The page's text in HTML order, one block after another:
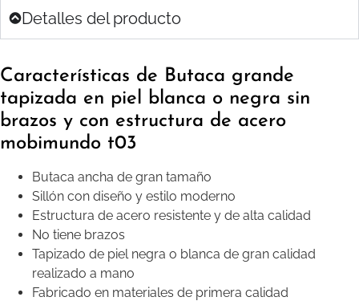
Detalles del producto
Características de Butaca grande
tapizada en piel blanca o negra sin
brazos y con estructura de acero
mobimundo t03
Butaca ancha de gran tamaño
Sillón con diseño y estilo moderno
Estructura de acero resistente y de alta calidad
No tiene brazos
Tapizado de piel negra o blanca de gran calidad
realizado a mano
Fabricado en materiales de primera calidad